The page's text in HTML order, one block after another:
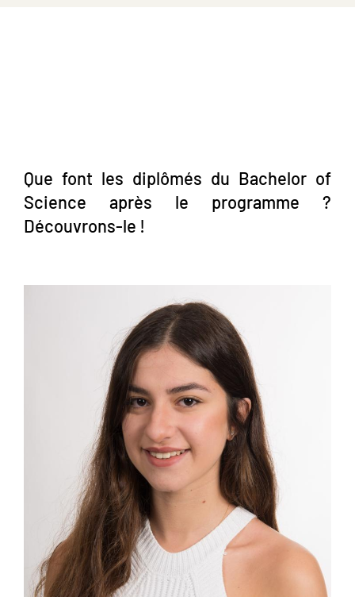
Que font les diplômés du Bachelor of
Science après le programme ?
Découvrons-le !